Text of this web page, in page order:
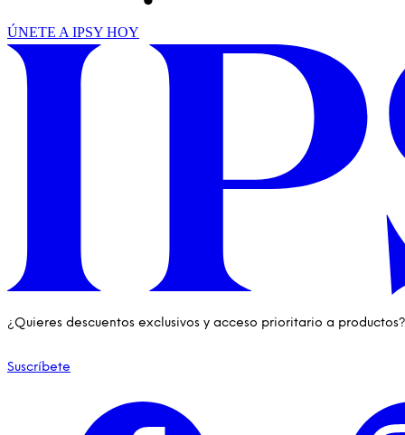
ÚNETE A IPSY HOY
¿Quieres descuentos exclusivos y acceso prioritario a productos?
Suscríbete